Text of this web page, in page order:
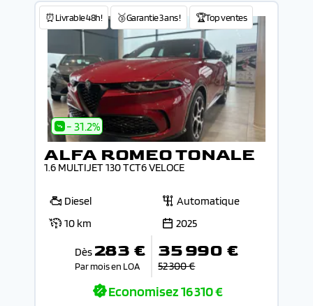
⏰Livrable 48h! 🥉Garantie 3 ans ! 🏆Top ventes
- 31.2%
ALFA ROMEO TONALE
1.6 MULTIJET 130 TCT6 VELOCE
Diesel
Automatique
10 km
2025
Dès 283 €
Par mois en LOA
35 990 €
52 300 €
Economisez16 310 €